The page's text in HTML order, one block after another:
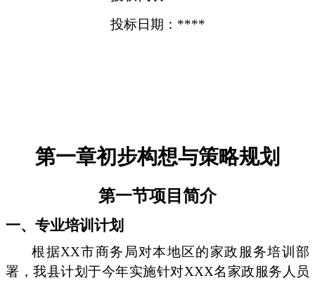
投标日期：****
第一章初步构想与策略规划
第一节项目简介
一、专业培训计划
根据XX市商务局对本地区的家政服务培训部
署，我县计划于今年实施针对XXX名家政服务人员